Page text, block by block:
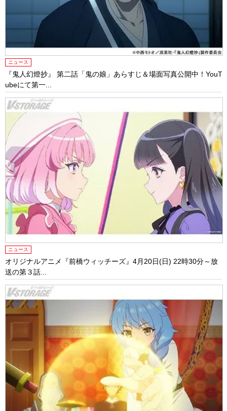
ニュース
『鬼人幻燈抄』 第二話「鬼の娘」あらすじ＆場面写真公開中！YouT
ubeにて第一...
ニュース
オリジナルアニメ『前橋ウィッチーズ』4月20日(日) 22時30分～放
送の第３話...